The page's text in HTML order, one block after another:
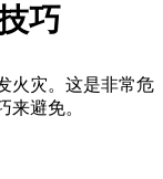
巧
火灾。这是非常危
来避免。